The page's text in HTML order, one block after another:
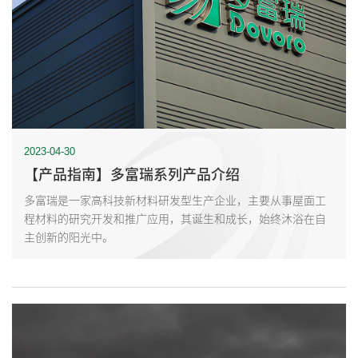
2023-04-30
【产品指南】多富瑞系列产品介绍
多富瑞是一家高科技新材料研发型生产企业，主要从事屋面工
程材料的研究开发和推广应用，其诞生和成长，始终沐浴在自
主创新的阳光中。